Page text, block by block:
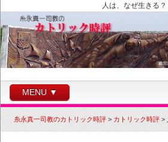
人は、なぜ生きる？
MENU ▼
糸永真一司教のカトリック時評 > カトリック時評 >